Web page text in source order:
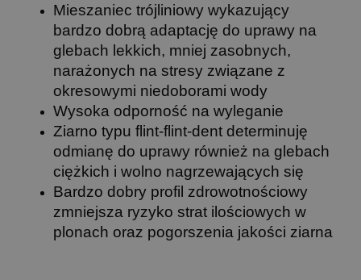
Mieszaniec trójliniowy wykazujący
bardzo dobrą adaptację do uprawy na
glebach lekkich, mniej zasobnych,
narażonych na stresy związane z
okresowymi niedoborami wody
Wysoka odporność na wyleganie
Ziarno typu flint-flint-dent determinuję
odmianę do uprawy również na glebach
ciężkich i wolno nagrzewających się
Bardzo dobry profil zdrowotnościowy
zmniejsza ryzyko strat ilościowych w
plonach oraz pogorszenia jakości ziarna